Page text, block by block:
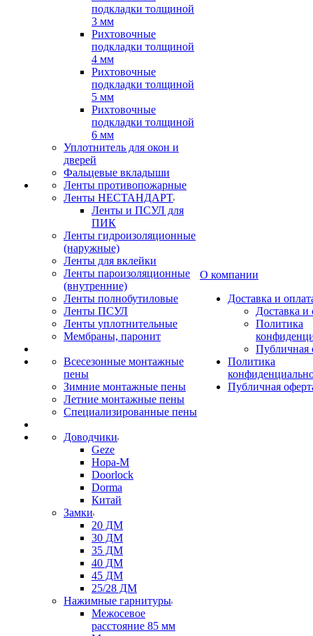
подкладки толщиной
3 мм
Рихтовочные
подкладки толщиной
4 мм
Рихтовочные
подкладки толщиной
5 мм
Рихтовочные
подкладки толщиной
6 мм
Уплотнитель для окон и
дверей
Фальцевые вкладыши
Ленты противопожарные
Ленты НЕСТАНДАРТ
Ленты и ПСУЛ для
ПИК
Ленты гидроизоляционные
(наружные)
Ленты для вклейки
Ленты пароизоляционные
(внутренние)
Ленты полнобутиловые
Ленты ПСУЛ
Ленты уплотнительные
Мембраны, паронит
Всесезонные монтажные
пены
Зимние монтажные пены
Летние монтажные пены
Специализированные пены
Доводчики
Geze
Нора-М
Doorlock
Dorma
Китай
Замки
20 ДМ
30 ДМ
35 ДМ
40 ДМ
45 ДМ
25/28 ДМ
Нажимные гарнитуры
Межосевое
расстояние 85 мм
О компании
Доставка и
Доставка и
Политика
Публичная
Политика
Публичная